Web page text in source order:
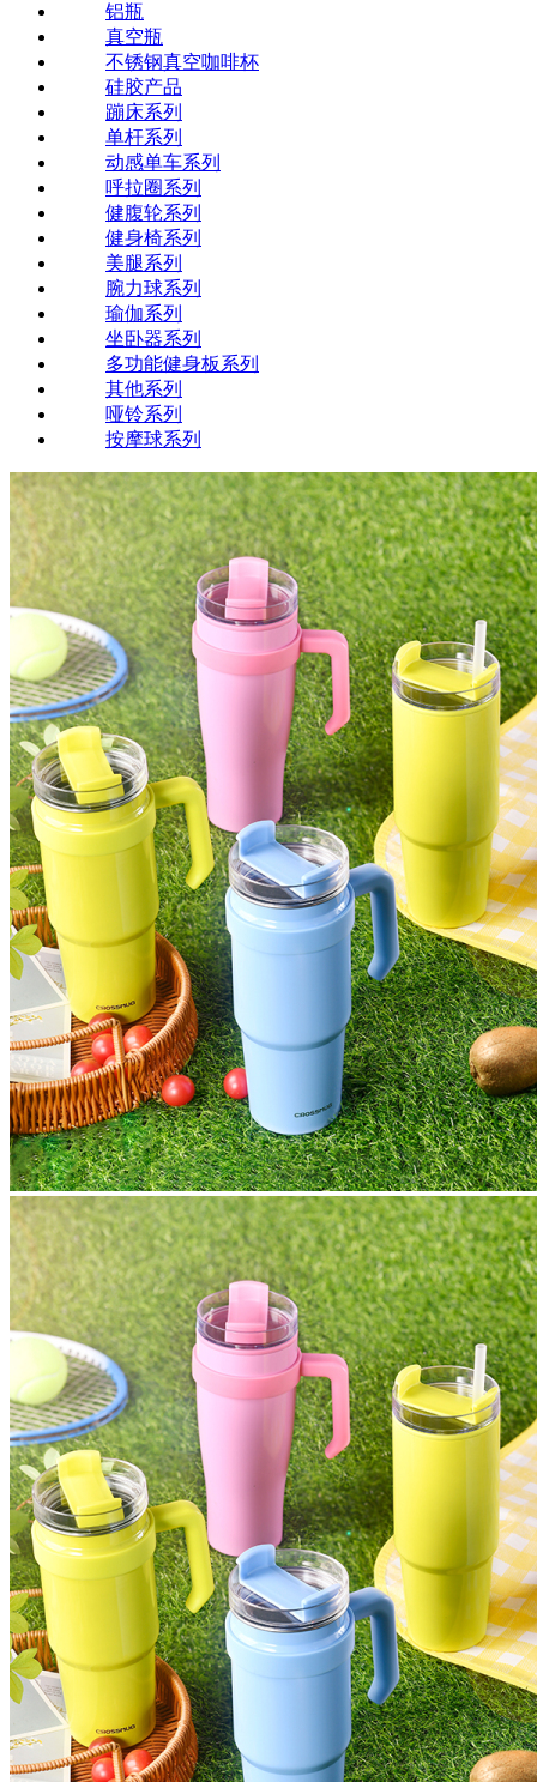
铝瓶
真空瓶
不锈钢真空咖啡杯
硅胶产品
蹦床系列
单杆系列
动感单车系列
呼拉圈系列
健腹轮系列
健身椅系列
美腿系列
腕力球系列
瑜伽系列
坐卧器系列
多功能健身板系列
其他系列
哑铃系列
按摩球系列